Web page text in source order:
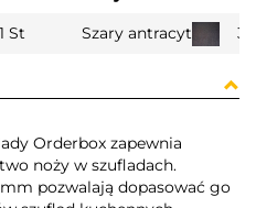
1 St Szary antracyt
Orderbox zapewnia
noży w szufladach.
pozwalają dopasować go